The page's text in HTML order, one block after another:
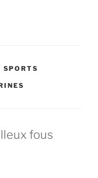
SPORTS
fous